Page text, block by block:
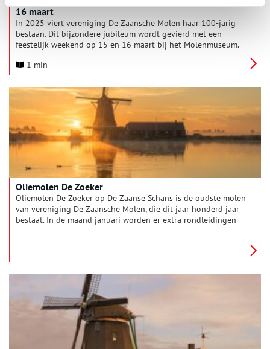
16 maart
In 2025 viert vereniging De Zaansche Molen haar 100-jarig
bestaan. Dit bijzondere jubileum wordt gevierd met een
feestelijk weekend op 15 en 16 maart bij het Molenmuseum.
muzikanten, inspirerende lezingen, een veiling en een
1 min
Oliemolen De Zoeker
Oliemolen De Zoeker op De Zaanse Schans is de oudste molen
van vereniging De Zaansche Molen, die dit jaar honderd jaar
bestaat. In de maand januari worden er extra rondleidingen